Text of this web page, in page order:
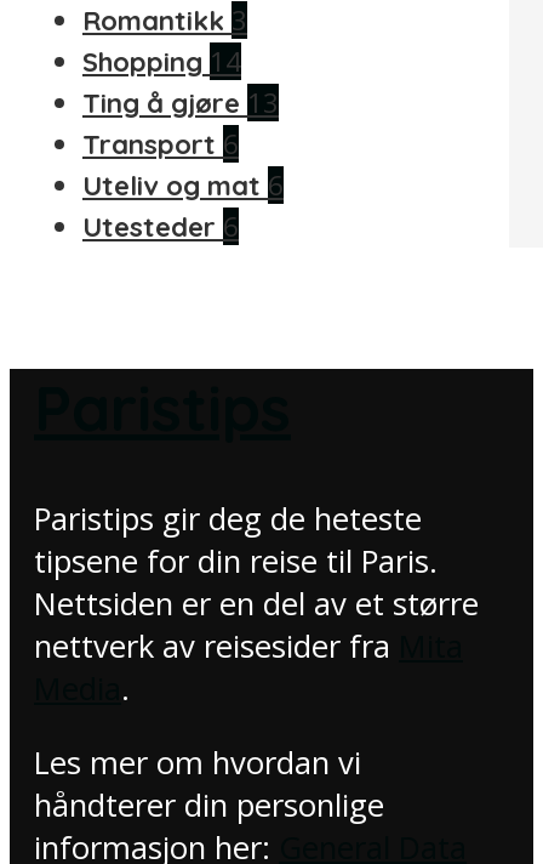
Romantikk 3
Shopping 14
Ting å gjøre 13
Transport 6
Uteliv og mat 6
Utesteder 6
Paristips gir deg de heteste
tipsene for din reise til Paris.
Nettsiden er en del av et større
nettverk av reisesider fra
.
Les mer om hvordan vi
håndterer din personlige
informasjon her: